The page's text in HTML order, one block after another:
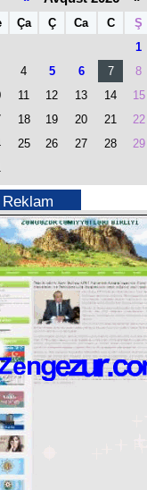
Ça Ç Ca C Ş
1
4 5 6 7 8
11 12 13 14 15
18 19 20 21 22
25 26 27 28 29
Reklam